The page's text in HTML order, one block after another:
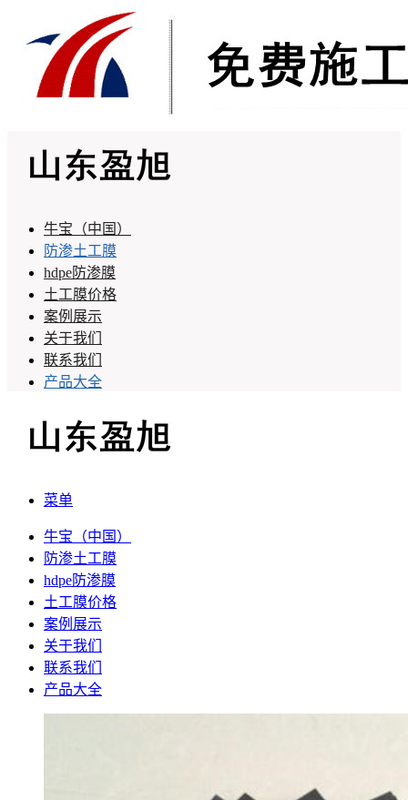
牛宝（中国）
防渗土工膜
hdpe防渗膜
土工膜价格
案例展示
关于我们
联系我们
产品大全
菜单
牛宝（中国）
防渗土工膜
hdpe防渗膜
土工膜价格
案例展示
关于我们
联系我们
产品大全